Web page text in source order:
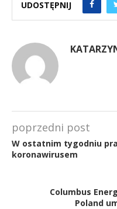
UDOSTĘPNIJ
poprzedni post
W ostatnim tygodniu
koronawirusem
Columbus
Poland